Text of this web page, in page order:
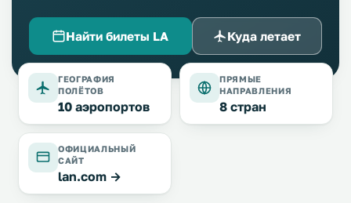
Найти билеты LA Куда летает
ГЕОГРАФИЯ
ПОЛЁТОВ
10 аэропортов
ПРЯМЫЕ
НАПРАВЛЕНИЯ
8 стран
ОФИЦИАЛЬНЫЙ
САЙТ
lan.com →